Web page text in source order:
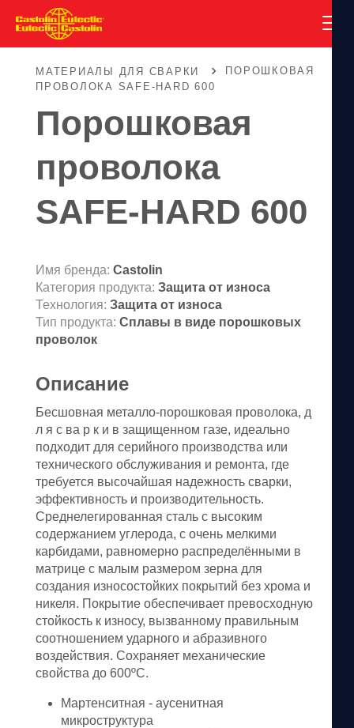
МАТЕРИАЛЫ ДЛЯ СВАРКИ
ПОРОШКОВАЯ
ПРОВОЛОКА SAFE-HARD 600
Порошковая
проволока
SAFE-HARD 600
Имя бренда: Castolin
Категория продукта: Защита от износа
Технология: Защита от износа
Тип продукта: Сплавы в виде порошковых
проволок
Описание
Бесшовная металло-порошковая проволока, д
л я с ва р к и в защищенном газе, идеально
подходит для серийного производства или
технического обслуживания и ремонта, где
требуется высочайшая надежность сварки,
эффективность и производительность.
Среднелегированная сталь с высоким
содержанием углерода, с очень мелкими
карбидами, равномерно распределёнными в
матрице с малым размером зерна для
создания износостойких покрытий без хрома и
никеля. Покрытие обеспечивает превосходную
стойкость к износу, вызванному правильным
соотношением ударного и абразивного
воздействия. Сохраняет механические
свойства до 600ºC.
Мартенситная - аусенитная
микроструктура